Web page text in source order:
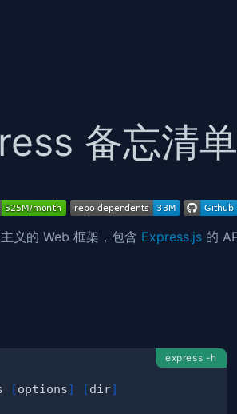
备忘清单
义的 Web 框架，包含 Express.js的
express -h
[options] [dir]